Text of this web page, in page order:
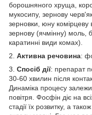
борошняного хруща,
мукосипу, зернову
зерновки, юну комірцеву
зернову (ячмінну) моль,
каратинні види комах).
2. Активна речовина:
3. Спосіб дії: препарат
30-60 хвилин після
Динаміка процесу
повітря. Фосфін діє на
стадії їх розвитку, а